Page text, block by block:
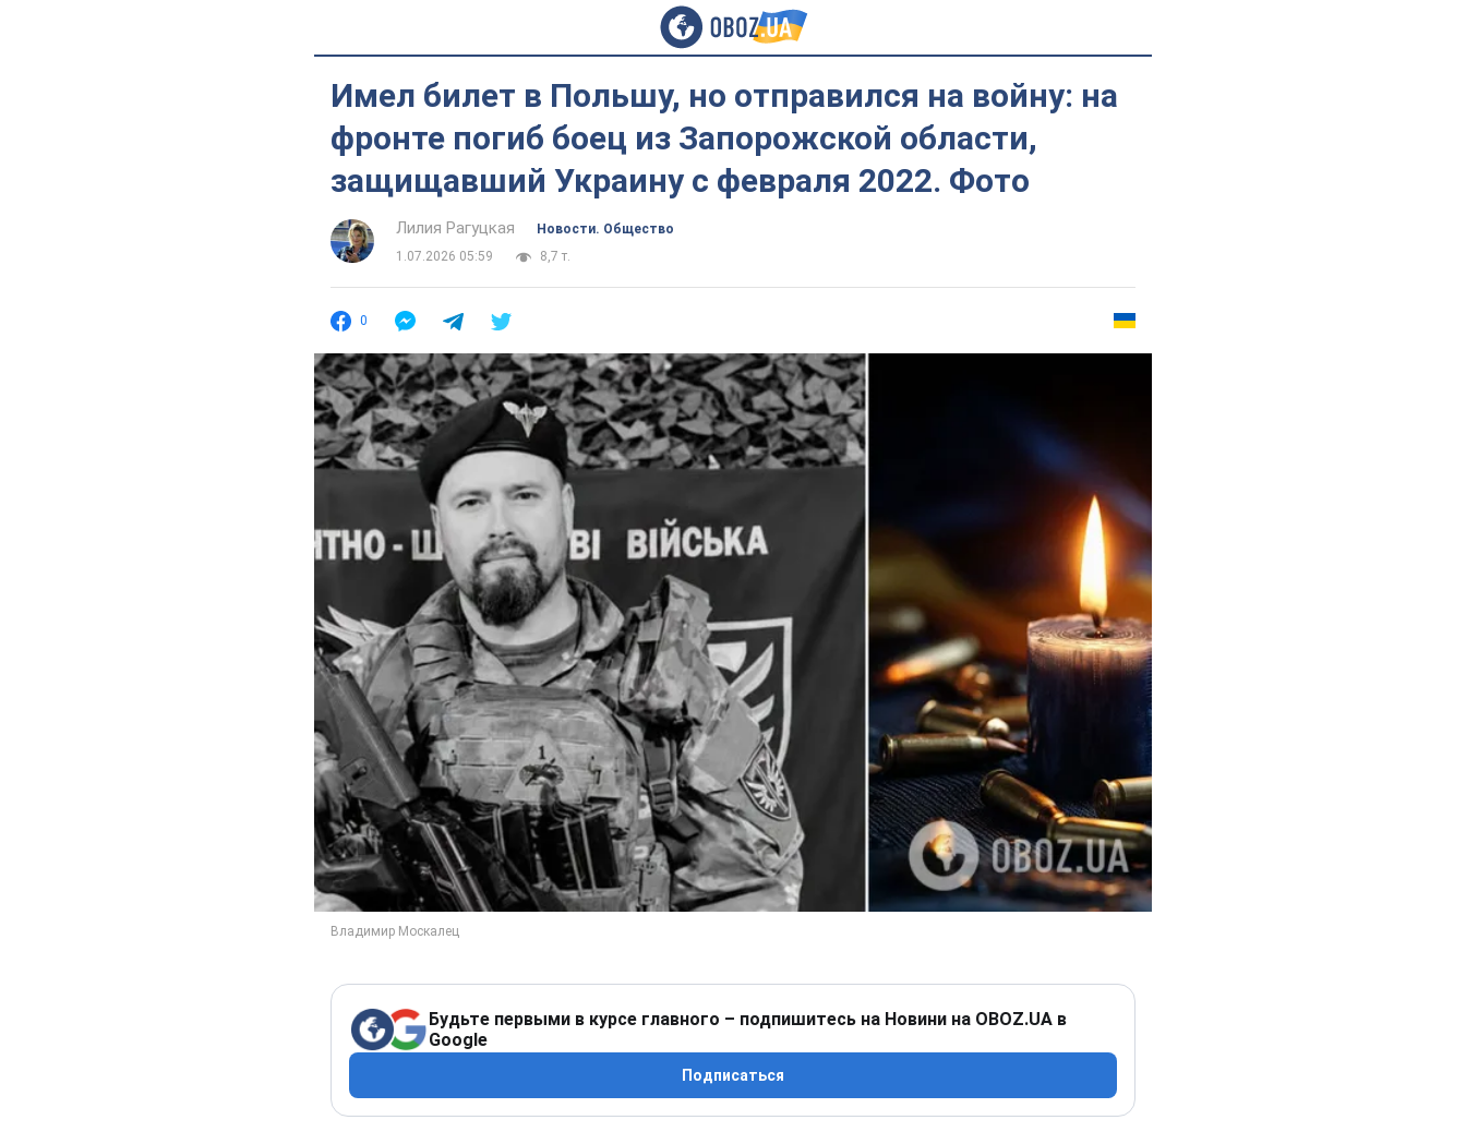
Имел билет в Польшу, но отправился на войну: на
фронте погиб боец из Запорожской области,
защищавший Украину с февраля 2022. Фото
Лилия Рагуцкая
Новости. Общество
1.07.2026 05:59
8,7 т.
0
Будьте первыми в курсе главного – подпишитесь на Новини на OBOZ.UA в
Google
Подписаться